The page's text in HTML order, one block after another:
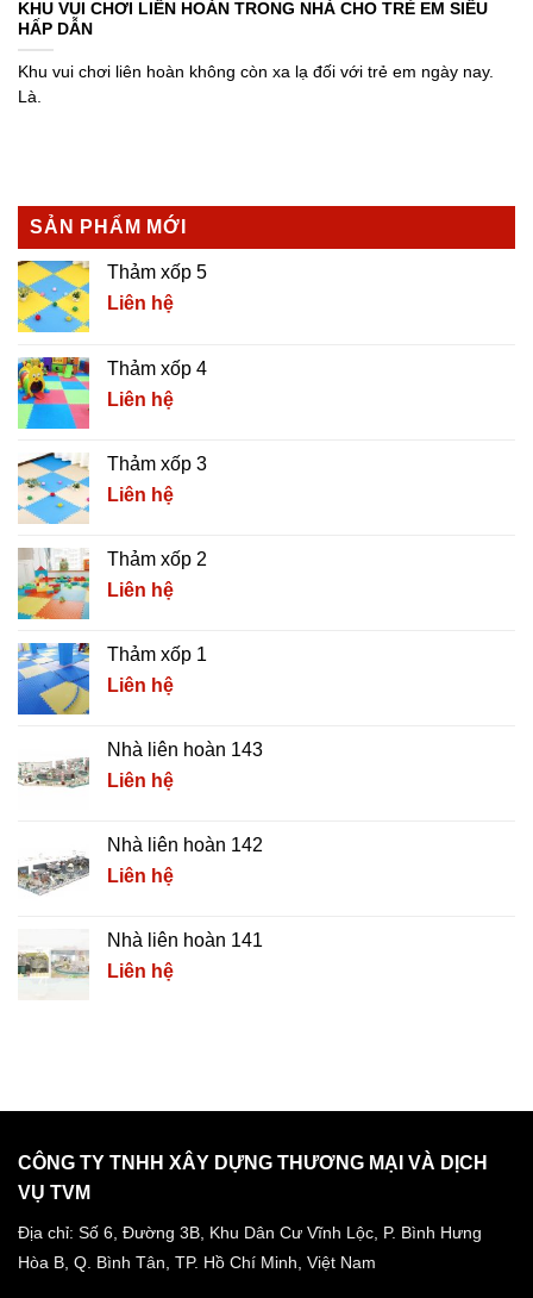
SẢN PHẨM MỚI
Thảm xốp 5
Liên hệ
Thảm xốp 4
Liên hệ
Thảm xốp 3
Liên hệ
Thảm xốp 2
Liên hệ
Thảm xốp 1
Liên hệ
Nhà liên hoàn 143
Liên hệ
Nhà liên hoàn 142
Liên hệ
Nhà liên hoàn 141
Liên hệ
KHU VUI CHƠI LIÊN HOÀN TRONG NHÀ CHO TRẺ EM SIÊU
HẤP DẪN
Khu vui chơi liên hoàn không còn xa lạ đối với trẻ em ngày nay.
Là.
CÔNG TY TNHH XÂY DỰNG THƯƠNG MẠI VÀ DỊCH
VỤ TVM
Địa chỉ: Số 6, Đường 3B, Khu Dân Cư Vĩnh Lộc, P. Bình Hưng
Hòa B, Q. Bình Tân, TP. Hồ Chí Minh, Việt Nam